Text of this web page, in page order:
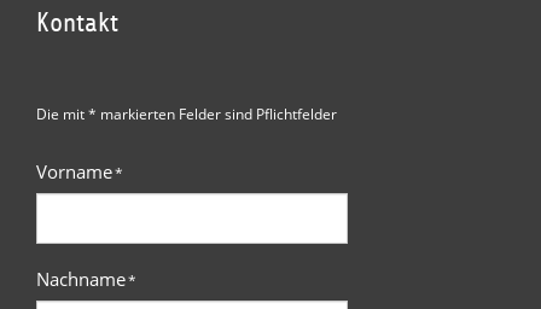
Kontakt
Die mit * markierten Felder sind Pflichtfelder
Vorname*
Nachname*